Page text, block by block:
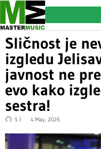
Sličnost je
izgledu
javnost ne
evo kako
sestra!
S J 4 May, 2026